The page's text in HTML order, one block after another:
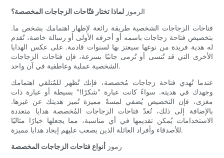
الرموز لماذا تختار فتّاحات الزجاجات المخصصة؟
فتاحات الزجاجات الشخصية طريقة رائعة لإظهار اهتمامك بشخص ما.
بتخصيص فتاحة زجاجات باسمه أو أحرفه الأولى أو رسالة خاصة، تُقدم
له هدية فريدة من نوعها سيعتز بها لسنوات قادمة. على عكس الهدايا
الأخرى التي قد تُنسى أو تُرمى جانبًا بسرعة، فإن فتاحات الزجاجات
الشخصية عملية وعاطفية في آن واحد.
عندما تُهدي فتاحة زجاجات مُخصصة، فإنك تُظهر للمُتلقي اهتمامك
وجهدك في هديته. سواءً كانت عبارة "شكرًا!" بسيطة أو عبارة ذات
مغزى، فإن التخصيص يُضفي لمسةً مميزة تُميز هديتك عن غيرها.
بالإضافة إلى ذلك، تُعدّ فتاحات الزجاجات المُخصصة هدايا متعددة
الاستخدامات يُمكن تقديمها في أي مناسبة، مما يجعلها خيارًا مثاليًا
للأصدقاء وأفراد العائلة الذين يصعب عليهم إيجاد هدايا مميزة.
رموز أنواع فتاحات الزجاجات المخصصة